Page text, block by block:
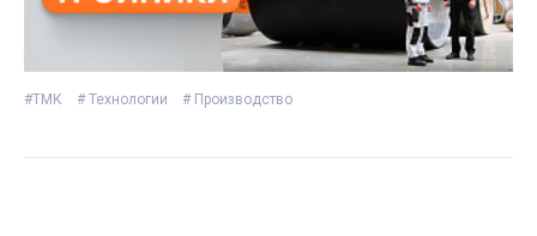
#ТМК # Технологии # Производство